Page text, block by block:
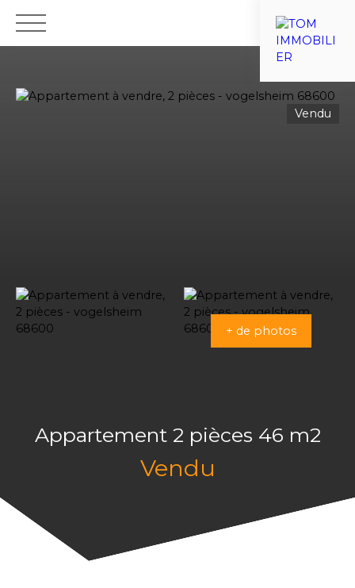
Vendu
+ de photos
Appartement 2 pièces 46 m2
Vendu